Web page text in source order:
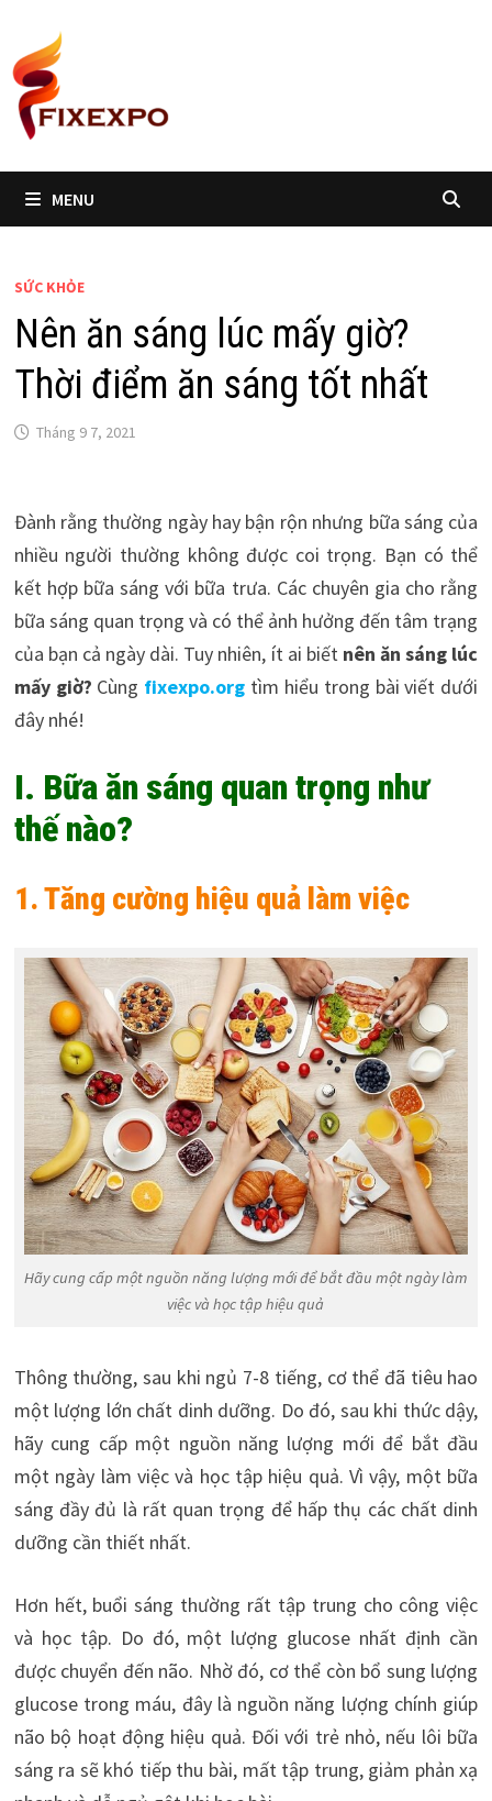
content
MENU
SỨC KHỎE
Nên ăn sáng lúc mấy giờ?
Thời điểm ăn sáng tốt nhất
Tháng 9 7, 2021
Đành rằng thường ngày hay bận rộn nhưng bữa sáng của
nhiều người thường không được coi trọng. Bạn có thể
kết hợp bữa sáng với bữa trưa. Các chuyên gia cho rằng
bữa sáng quan trọng và có thể ảnh hưởng đến tâm trạng
của bạn cả ngày dài. Tuy nhiên, ít ai biết nên ăn sáng lúc
mấy giờ? Cùng fixexpo.org tìm hiểu trong bài viết dưới
đây nhé!
I. Bữa ăn sáng quan trọng như
thế nào?
1. Tăng cường hiệu quả làm việc
Hãy cung cấp một nguồn năng lượng mới để bắt đầu một ngày làm
việc và học tập hiệu quả
Thông thường, sau khi ngủ 7-8 tiếng, cơ thể đã tiêu hao
một lượng lớn chất dinh dưỡng. Do đó, sau khi thức dậy,
hãy cung cấp một nguồn năng lượng mới để bắt đầu
một ngày làm việc và học tập hiệu quả. Vì vậy, một bữa
sáng đầy đủ là rất quan trọng để hấp thụ các chất dinh
dưỡng cần thiết nhất.
Hơn hết, buổi sáng thường rất tập trung cho công việc
và học tập. Do đó, một lượng glucose nhất định cần
được chuyển đến não. Nhờ đó, cơ thể còn bổ sung lượng
glucose trong máu, đây là nguồn năng lượng chính giúp
não bộ hoạt động hiệu quả. Đối với trẻ nhỏ, nếu lôi bữa
sáng ra sẽ khó tiếp thu bài, mất tập trung, giảm phản xạ